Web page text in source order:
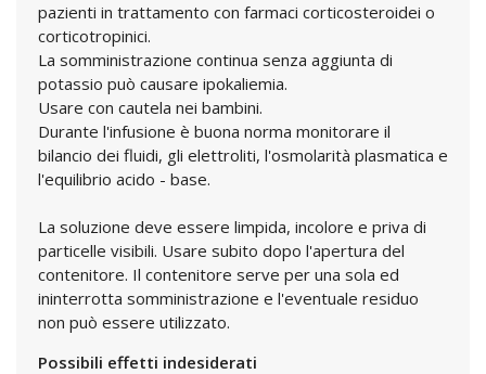
pazienti in trattamento con farmaci corticosteroidei o
corticotropinici.
La somministrazione continua senza aggiunta di
potassio può causare ipokaliemia.
Usare con cautela nei bambini.
Durante l'infusione è buona norma monitorare il
bilancio dei fluidi, gli elettroliti, l'osmolarità plasmatica e
l'equilibrio acido - base.
La soluzione deve essere limpida, incolore e priva di
particelle visibili. Usare subito dopo l'apertura del
contenitore. Il contenitore serve per una sola ed
ininterrotta somministrazione e l'eventuale residuo
non può essere utilizzato.
Possibili effetti indesiderati